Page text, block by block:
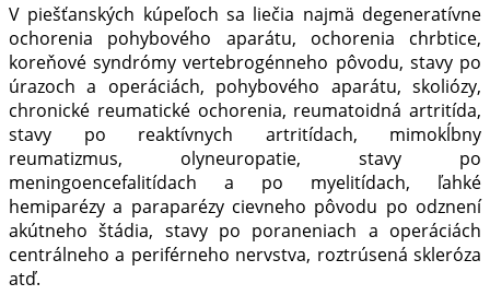
V piešťanských kúpeľoch sa liečia najmä degeneratívne
ochorenia pohybového aparátu, ochorenia chrbtice,
koreňové syndrómy vertebrogénneho pôvodu, stavy po
úrazoch a operáciách, pohybového aparátu, skoliózy,
chronické reumatické ochorenia, reumatoidná artritída,
stavy po reaktívnych artritídach, mimokĺbny
reumatizmus, olyneuropatie, stavy po
meningoencefalitídach a po myelitídach, ľahké
hemiparézy a paraparézy cievneho pôvodu po odznení
akútneho štádia, stavy po poraneniach a operáciách
centrálneho a periférneho nervstva, roztrúsená skleróza
atď.